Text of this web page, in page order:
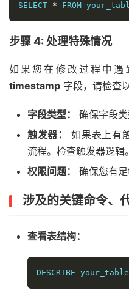
SELECT * FROM
步骤 4: 处理特殊情况
如果您在修改过程中
timestamp 字段，请检查
字段类型： 确保字段
触发器：
如果表上有
流程。检查触发器逻辑。
权限问题：
确保您有足
涉及的关键命令、
查看表结构：
DESCRIBE